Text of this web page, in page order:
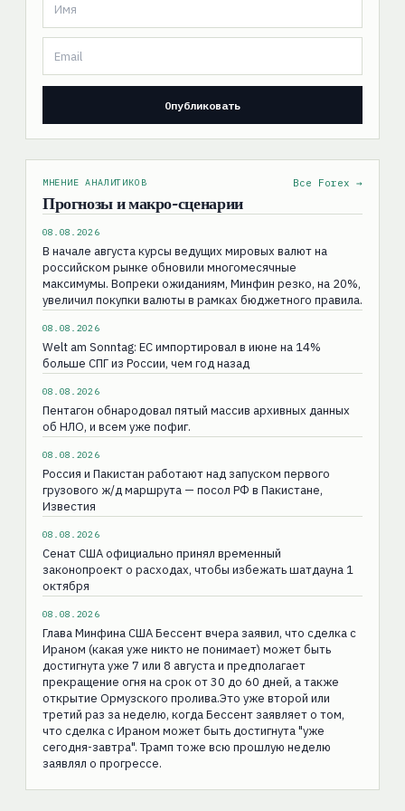
МНЕНИЕ АНАЛИТИКОВ
Прогнозы и макро-сценарии
Все Forex →
08.08.2026
В начале августа курсы ведущих мировых валют на
российском рынке обновили многомесячные
максимумы. Вопреки ожиданиям, Минфин резко, на 20%,
увеличил покупки валюты в рамках бюджетного правила.
08.08.2026
Welt am Sonntag: ЕС импортировал в июне на 14%
больше СПГ из России, чем год назад
08.08.2026
Пентагон обнародовал пятый массив архивных данных
об НЛО, и всем уже пофиг.
08.08.2026
Россия и Пакистан работают над запуском первого
грузового ж/д маршрута — посол РФ в Пакистане,
Известия
08.08.2026
Сенат США официально принял временный
законопроект о расходах, чтобы избежать шатдауна 1
октября
08.08.2026
Глава Минфина США Бессент вчера заявил, что сделка с
Ираном (какая уже никто не понимает) может быть
достигнута уже 7 или 8 августа и предполагает
прекращение огня на срок от 30 до 60 дней, а также
открытие Ормузского пролива.Это уже второй или
третий раз за неделю, когда Бессент заявляет о том,
что сделка с Ираном может быть достигнута "уже
сегодня-завтра". Трамп тоже всю прошлую неделю
заявлял о прогрессе.